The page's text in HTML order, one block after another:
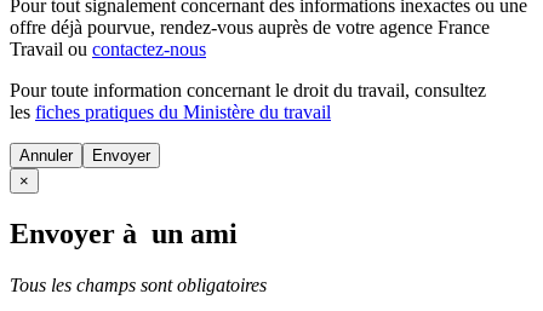
Pour tout signalement concernant des informations inexactes ou une
offre déjà pourvue, rendez-vous auprès de votre agence France
Travail ou contactez-nous
Pour toute information concernant le droit du travail, consultez
les fiches pratiques du Ministère du travail
Annuler
×
Envoyer à un ami
Tous les champs sont obligatoires